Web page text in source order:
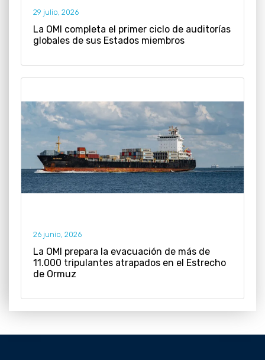
29 julio, 2026
La OMI completa el primer ciclo de auditorías
globales de sus Estados miembros
26 junio, 2026
La OMI prepara la evacuación de más de
11.000 tripulantes atrapados en el Estrecho
de Ormuz